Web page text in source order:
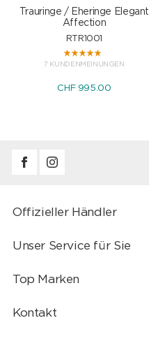
Trauringe / Eheringe Elegant
Affection
RTR1001
7 KUNDENMEINUNGEN
CHF 995.00
Offizieller Händler
Unser Service für Sie
Top Marken
Kontakt